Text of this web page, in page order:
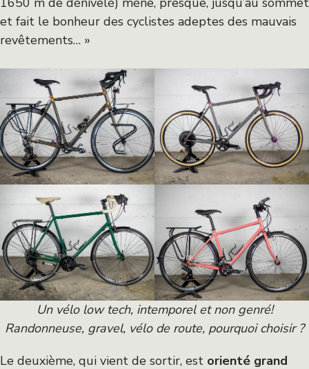
et fait le bonheur des cyclistes adeptes des mauvais
revêtements… »
Un vélo low tech, intemporel et non genré!
Randonneuse, gravel, vélo de route, pourquoi choisir ?
Le deuxième, qui vient de sortir, est orienté grand